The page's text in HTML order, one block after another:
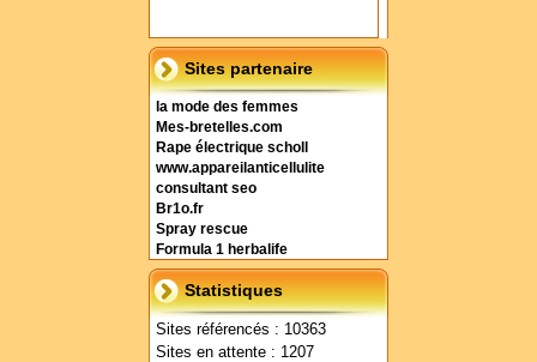
Sites partenaire
la mode des femmes
Mes-bretelles.com
Rape électrique scholl
www.appareilanticellulite
consultant seo
Br1o.fr
Spray rescue
Formula 1 herbalife
Statistiques
Sites référencés : 10363
Sites en attente : 1207